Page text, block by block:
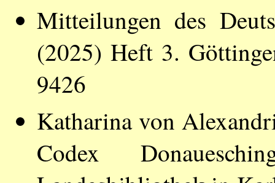
Mitteilungen des
(2025) Heft 3.
9426
Katharina von
Codex